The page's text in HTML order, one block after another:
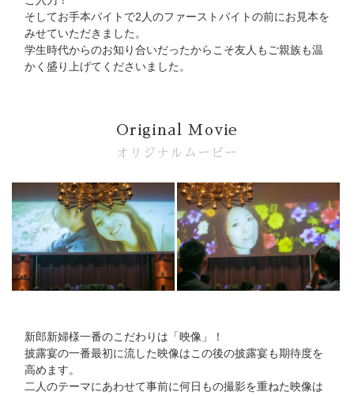
そしてお手本バイトで2人のファーストバイトの前にお見本を
みせていただきました。
学生時代からのお知り合いだったからこそ友人もご親族も温
かく盛り上げてくださいました。
Original Movie
オリジナルムービー
新郎新婦様一番のこだわりは「映像」！
披露宴の一番最初に流した映像はこの後の披露宴も期待度を
高めます。
二人のテーマにあわせて事前に何日もの撮影を重ねた映像は